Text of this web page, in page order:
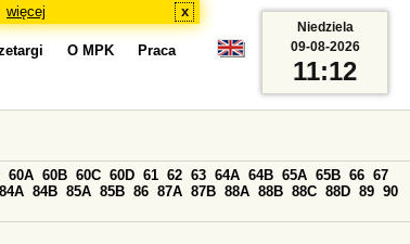
więcej x
O MPK Praca
60A 60B 60C 60D 61 62 63 64A 64B 65A 65B 66 67
84A 84B 85A 85B 86 87A 87B 88A 88B 88C 88D 89 90
Niedziela
09-08-2026
11:12